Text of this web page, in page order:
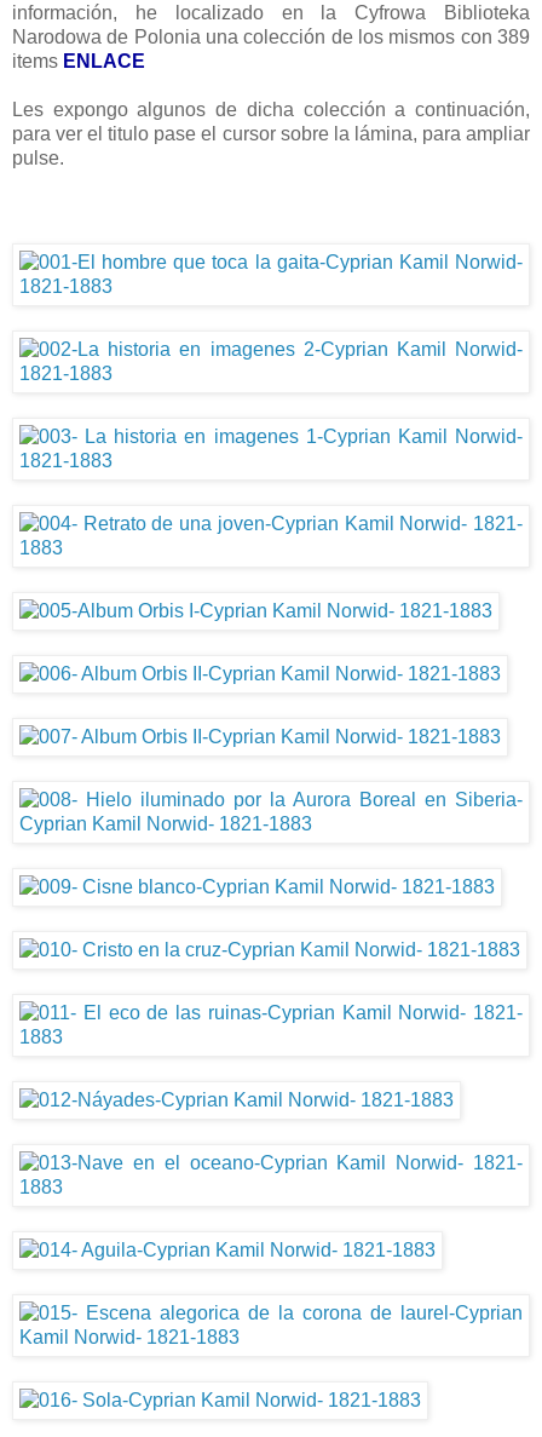
información, he localizado en la Cyfrowa Biblioteka
Narodowa de Polonia una colección de los mismos con 389
items ENLACE
Les expongo algunos de dicha colección a continuación,
para ver el titulo pase el cursor sobre la lámina, para ampliar
pulse.